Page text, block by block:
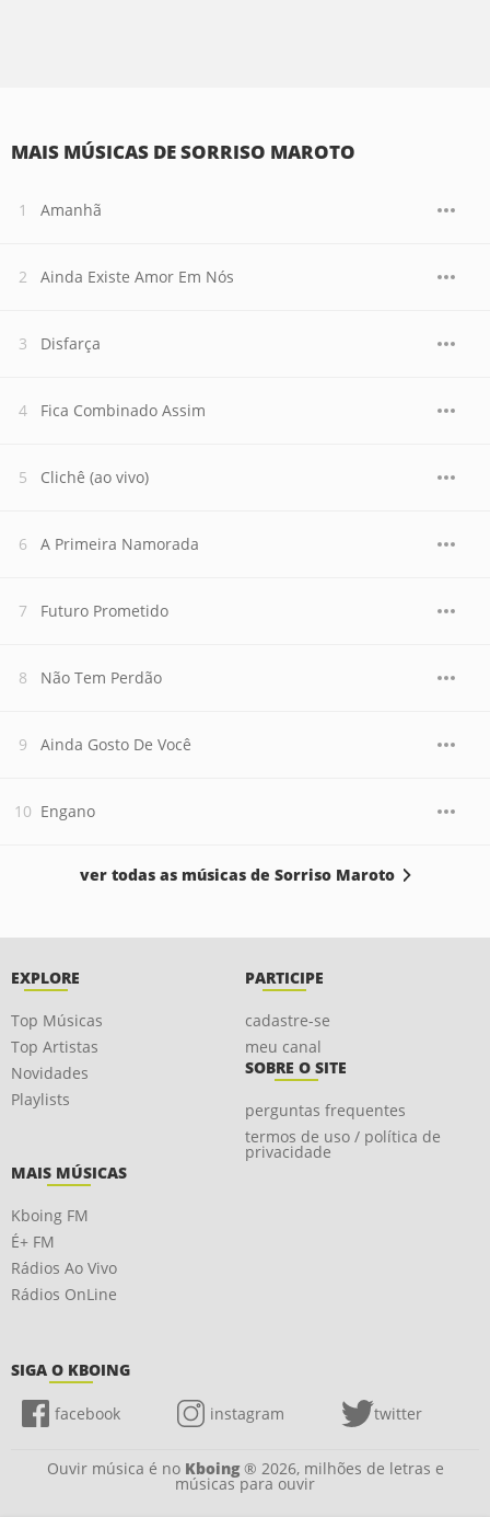
MAIS MÚSICAS DE SORRISO MAROTO
Amanhã
Ainda Existe Amor Em Nós
Disfarça
Fica Combinado Assim
Clichê (ao vivo)
A Primeira Namorada
Futuro Prometido
Não Tem Perdão
Ainda Gosto De Você
Engano
ver todas as músicas de Sorriso Maroto
EXPLORE
Top Músicas
Top Artistas
Novidades
Playlists
PARTICIPE
cadastre-se
meu canal
SOBRE O SITE
perguntas frequentes
termos de uso / política de
privacidade
MAIS MÚSICAS
Kboing FM
É+ FM
Rádios Ao Vivo
Rádios OnLine
SIGA O KBOING
facebook instagram twitter
Ouvir música é no Kboing® 2026, milhões de letras e
músicas para ouvir